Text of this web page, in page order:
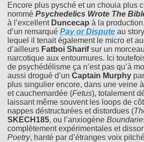
Encore plus pysché et un chouia plus
nommé Psychedelics Wrote The
à l’excellent Duncecap à la
d’un remarqué Pay or Dispute au
lequel il tenait également le micro et
d’ailleurs Fatboi Sharifsur un
narcotique aux entournures. Ici
de psychédélisme ça n’est pas qu’à
aussi drogué d’un Captain Murphy
plus singulier encore, dans une veine
et cauchemardée (Fetus), totalement
laissant même souvent les loops de
nappes déstructurées et distordues (
SKECH185, ou l’anxiogène
complètement expérimentales et
Poetry, hanté par d’étranges voix